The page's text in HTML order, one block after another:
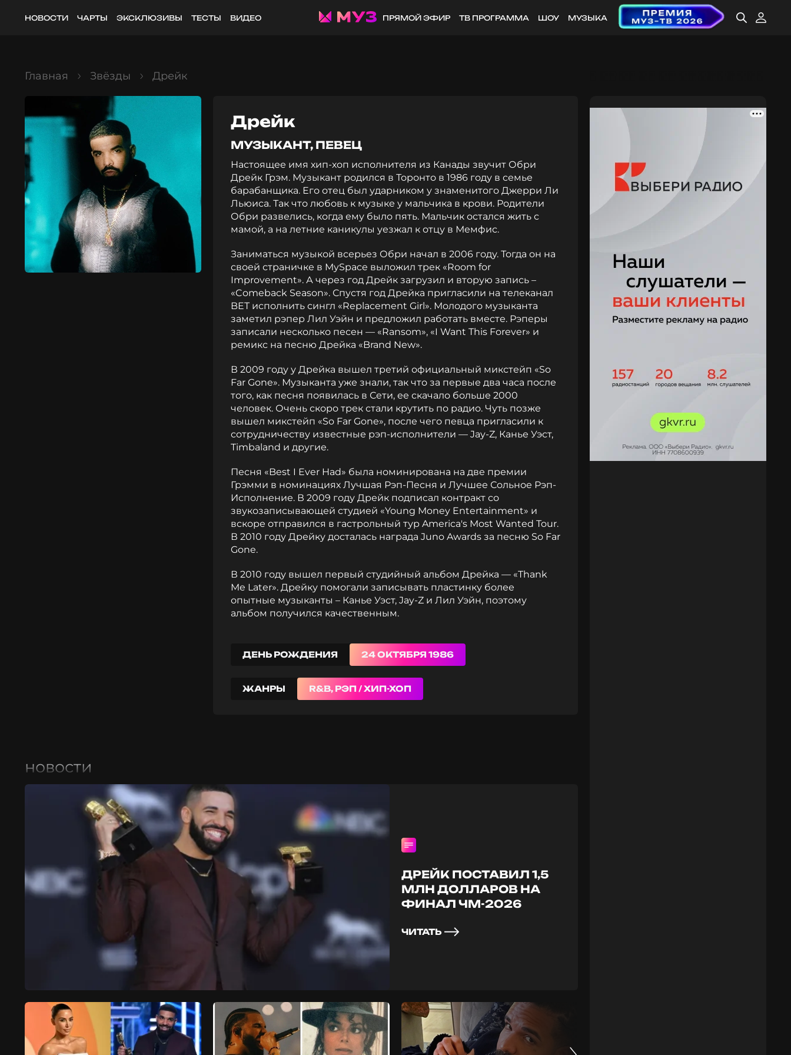
НОВОСТИ ЧАРТЫ ЭКСКЛЮЗИВЫ ТЕСТЫ ВИДЕО ПРЯМОЙ ЭФИР ТВ ПРОГРАММА ШОУ МУЗЫКА
Главная Звёзды Дрейк
Дрейк
МУЗЫКАНТ, ПЕВЕЦ
Настоящее имя хип-хоп исполнителя из Канады звучит Обри
Дрейк Грэм. Музыкант родился в Торонто в 1986 году в семье
барабанщика. Его отец был ударником у знаменитого Джерри Ли
Льюиса. Так что любовь к музыке у мальчика в крови. Родители
Обри развелись, когда ему было пять. Мальчик остался жить с
мамой, а на летние каникулы уезжал к отцу в Мемфис.
Заниматься музыкой всерьез Обри начал в 2006 году. Тогда он на
своей страничке в MySpace выложил трек «Room for
Improvement». А через год Дрейк загрузил и вторую запись –
«Comeback Season». Спустя год Дрейка пригласили на телеканал
BET исполнить сингл «Replacement Girl». Молодого музыканта
заметил рэпер Лил Уэйн и предложил работать вместе. Рэперы
записали несколько песен — «Ransom», «I Want This Forever» и
ремикс на песню Дрейка «Brand New».
В 2009 году у Дрейка вышел третий официальный микстейп «So
Far Gone». Музыканта уже знали, так что за первые два часа после
того, как песня появилась в Сети, ее скачало больше 2000
человек. Очень скоро трек стали крутить по радио. Чуть позже
вышел микстейп «So Far Gone», после чего певца пригласили к
сотрудничеству известные рэп-исполнители — Jay-Z, Канье Уэст,
Timbaland и другие.
Песня «Best I Ever Had» была номинирована на две премии
Грэмми в номинациях Лучшая Рэп-Песня и Лучшее Сольное Рэп-
Исполнение. В 2009 году Дрейк подписал контракт со
звукозаписывающей студией «Young Money Entertainment» и
вскоре отправился в гастрольный тур America's Most Wanted Tour.
В 2010 году Дрейку досталась награда Juno Awards за песню So Far
Gone.
В 2010 году вышел первый студийный альбом Дрейка — «Thank
Me Later». Дрейку помогали записывать пластинку более
опытные музыканты – Канье Уэст, Jay-Z и Лил Уэйн, поэтому
альбом получился качественным.
ДЕНЬ РОЖДЕНИЯ 24 ОКТЯБРЯ 1986
ЖАНРЫ R&B, РЭП / ХИП-ХОП
новости
ДРЕЙК ПОСТАВИЛ 1,5
МЛН ДОЛЛАРОВ НА
ФИНАЛ ЧМ-2026
ЧИТАТЬ